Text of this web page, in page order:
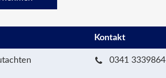
Kontakt
0341 3339864